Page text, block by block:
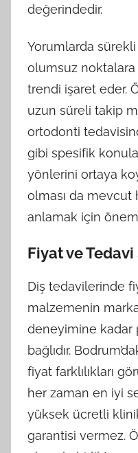
değerindedir.
Yorumlarda
olumsuz noktalara
trendi işaret eder.
uzun süreli takip
ortodonti
gibi spesifik
yönlerini ortaya
olması da mevcut
anlamak için
Fiyat ve
Diş tedavilerinde
malzemenin
deneyimine kadar
bağlıdır.
fiyat farklılıkları
her zaman en iyi
yüksek ücretli
garantisi vermez.